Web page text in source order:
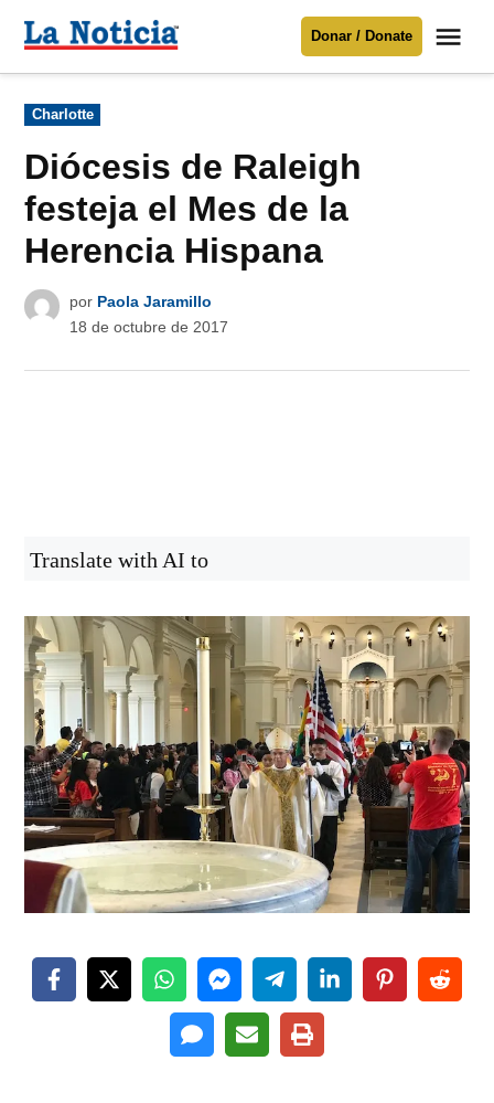
Para mantenerte informado necesitamos
Donar
contenido
Noticia
Donar / Donate
Publicado
en
Charlotte
Diócesis de Raleigh
festeja el Mes de la
Herencia Hispana
por Paola Jaramillo
18 de octubre de 2017
Translate with AI to